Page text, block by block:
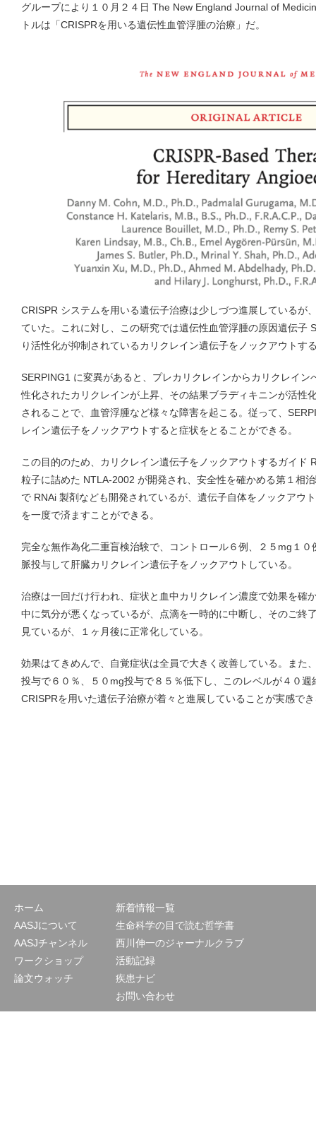
グループにより１０月２４日 The New England Journal of
トルは「CRISPRを用いる遺伝性血管浮腫の治療」だ。
CRISPR システムを用いる遺伝子治療は少しづつ進展しているが
ていた。これに対し、この研究では遺伝性血管浮腫の原因遺伝子
り活性化が抑制されているカリクレイン遺伝子をノックアウトす
SERPING1 に変異があると、プレカリクレインからカリクレイ
性化されたカリクレインが上昇、その結果ブラディキニンが活性
されることで、血管浮腫など様々な障害を起こる。従って、
レイン遺伝子をノックアウトすると症状をとることができる。
この目的のため、カリクレイン遺伝子をノックアウトするガイド
粒子に詰めた NTLA-2002 が開発され、安全性を確かめる第１相
で RNAi 製剤なども開発されているが、遺伝子自体をノックアウ
を一度で済ますことができる。
完全な無作為化二重盲検治験で、コントロール６例、２５mg１
脈投与して肝臓カリクレイン遺伝子をノックアウトしている。
治療は一回だけ行われ、症状と血中カリクレイン濃度で効果を確
中に気分が悪くなっているが、点滴を一時的に中断し、そのご終
見ているが、１ヶ月後に正常化している。
効果はてきめんで、自覚症状は全員で大きく改善している。また
投与で６０％、５０mg投与で８５％低下し、このレベルが４０
CRISPRを用いた遺伝子治療が着々と進展していることが実感で
ホーム
AASJについて
AASJチャンネル
ワークショップ
論文ウォッチ
新着情報一覧
生命科学の目で読む哲学書
西川伸一のジャーナルクラブ
活動記録
疾患ナビ
お問い合わせ